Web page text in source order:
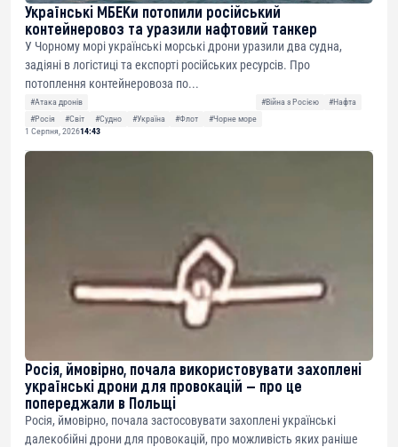
Українські МБЕКи потопили російський
контейнеровоз та уразили нафтовий танкер
У Чорному морі українські морські дрони уразили два судна,
задіяні в логістиці та експорті російських ресурсів. Про
потоплення контейнеровоза по...
#Атака дронів #Війна з Росією
#Нафта
#Росія
#Світ #Судно #Україна #Флот
#Чорне море
1 Серпня, 202614:43
Росія, ймовірно, почала використовувати захоплені
українські дрони для провокацій — про це
попереджали в Польщі
Росія, ймовірно, почала застосовувати захоплені українські
далекобійні дрони для провокацій, про можливість яких раніше